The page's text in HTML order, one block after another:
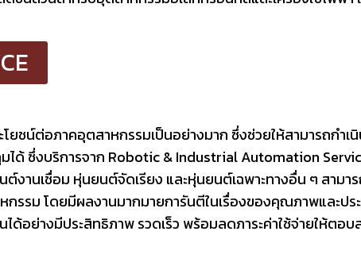
ยชน์ต่อภาคอุตสาหกรรมเป็นอย่างมาก ซึ่งช่วยให้สามารถกำเ
ได้ ซึ่งบริการจาก Robotic & Industrial Automation
านเชื่อม หุ่นยนต์จัดเรียง และหุ่นยนต์เฉพาะทางอื่น ๆ สามา
รรม โดยมีผลงานมากมายการันตีในเรื่องของคุณภาพและป
ด้อย่างมีประสิทธิภาพ รวดเร็ว พร้อมลดภาระค่าใช้จ่ายให้ตอ